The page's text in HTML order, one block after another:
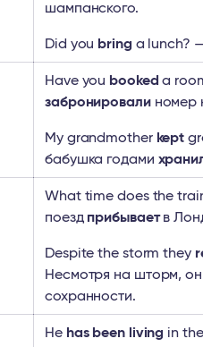
шампанского.
Did you bring a lunch?
Have you booked a
забронировалиномер
My grandmother kept
бабушка годами
What time does the
поезд прибываетв
Despite the storm they
Несмотря на шторм,
сохранности.
He has been living in